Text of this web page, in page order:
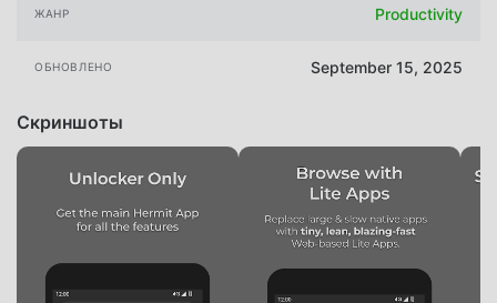
ЖАНР Productivity
ОБНОВЛЕНО September 15, 2025
Скриншоты